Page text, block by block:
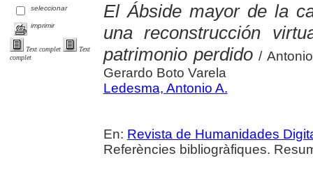
seleccionar
imprimir
Text complet
Text
complet
El Ábside mayor de la
una reconstrucción
patrimonio perdido /
Gerardo Boto Varela
Ledesma, Antonio A.
En: Revista de Humanidades
Referències bibliogràfiques.